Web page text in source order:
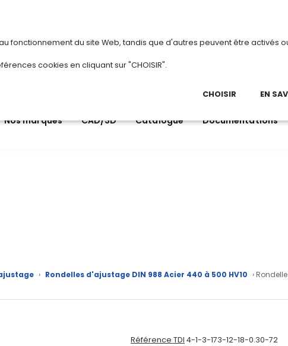
Du 3 au 28 août 2026, TDI passe en mode été.
Nos marques CAD/3D Catalogue Documentations
› Rondelles d'ajustage DIN 988 Acier 440 à 500 HV10 ›
Référence TDI 4-1-3-173-12-18-0.30-72
fonctionnement du site Web, tandis que d'autres peuvent être activés
cookies en cliquant sur "CHOISIR".
CHOISIR EN